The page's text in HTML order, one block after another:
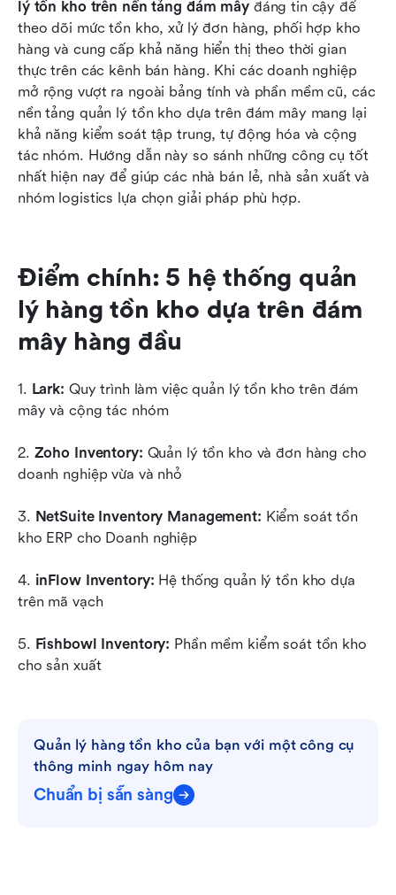
lý tồn kho trên nền tảng đám mây đáng tin cậy để
theo dõi mức tồn kho, xử lý đơn hàng, phối hợp kho
hàng và cung cấp khả năng hiển thị theo thời gian
thực trên các kênh bán hàng. Khi các doanh nghiệp
mở rộng vượt ra ngoài bảng tính và phần mềm cũ, các
nền tảng quản lý tồn kho dựa trên đám mây mang lại
khả năng kiểm soát tập trung, tự động hóa và cộng
tác nhóm. Hướng dẫn này so sánh những công cụ tốt
nhất hiện nay để giúp các nhà bán lẻ, nhà sản xuất và
nhóm logistics lựa chọn giải pháp phù hợp.
Điểm chính: 5 hệ thống quản
lý hàng tồn kho dựa trên đám
mây hàng đầu
1. Lark: Quy trình làm việc quản lý tồn kho trên đám
mây và cộng tác nhóm
2. Zoho Inventory: Quản lý tồn kho và đơn hàng cho
doanh nghiệp vừa và nhỏ
3. NetSuite Inventory Management: Kiểm soát tồn
kho ERP cho Doanh nghiệp
4. inFlow Inventory: Hệ thống quản lý tồn kho dựa
trên mã vạch
5. Fishbowl Inventory: Phần mềm kiểm soát tồn kho
cho sản xuất
Quản lý hàng tồn kho của bạn với một công cụ
thông minh ngay hôm nay
Chuẩn bị sẵn sàng
10 hệ thống quản lý hàng tồn kho dựa trên
đám mây tốt nhất
Mẹo bổ sung: Chọn giữa hệ thống quản lý hàng
tồn kho dựa trên đám mây và dựa trên web
Kết luận
Câu hỏi thường gặp
Đọc liên quan